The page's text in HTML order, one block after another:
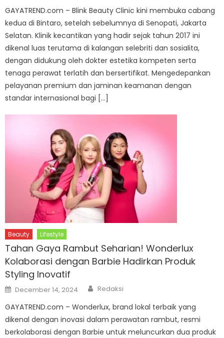
GAYATREND.com – Blink Beauty Clinic kini membuka cabang
kedua di Bintaro, setelah sebelumnya di Senopati, Jakarta
Selatan. Klinik kecantikan yang hadir sejak tahun 2017 ini
dikenal luas terutama di kalangan selebriti dan sosialita,
dengan didukung oleh dokter estetika kompeten serta
tenaga perawat terlatih dan bersertifikat. Mengedepankan
pelayanan premium dan jaminan keamanan dengan
standar internasional bagi […]
Beauty Lifestyle
Tahan Gaya Rambut Seharian! Wonderlux
Kolaborasi dengan Barbie Hadirkan Produk
Styling Inovatif
Posted
on
December 14, 2024 Author
Redaksi
GAYATREND.com – Wonderlux, brand lokal terbaik yang
dikenal dengan inovasi dalam perawatan rambut, resmi
berkolaborasi dengan Barbie untuk meluncurkan dua produk